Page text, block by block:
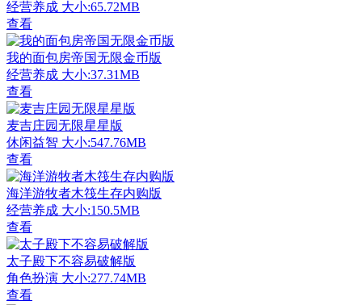
经营养成 大小:65.72MB
查看
我的面包房帝国无限金币版
经营养成 大小:37.31MB
查看
麦吉庄园无限星星版
休闲益智 大小:547.76MB
查看
海洋游牧者木筏生存内购版
经营养成 大小:150.5MB
查看
太子殿下不容易破解版
角色扮演 大小:277.74MB
查看